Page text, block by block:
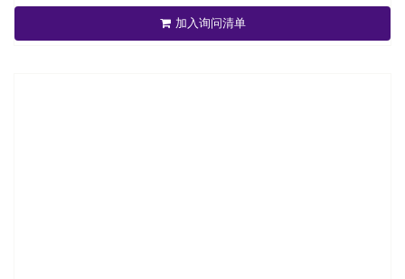
加入询问清单